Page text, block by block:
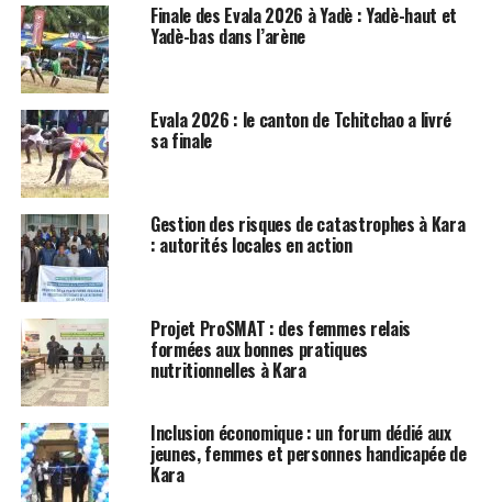
Finale des Evala 2026 à Yadè : Yadè-haut et
Yadè-bas dans l’arène
Evala 2026 : le canton de Tchitchao a livré
sa finale
Gestion des risques de catastrophes à Kara
: autorités locales en action
Projet ProSMAT : des femmes relais
formées aux bonnes pratiques
nutritionnelles à Kara
Inclusion économique : un forum dédié aux
jeunes, femmes et personnes handicapée de
Kara